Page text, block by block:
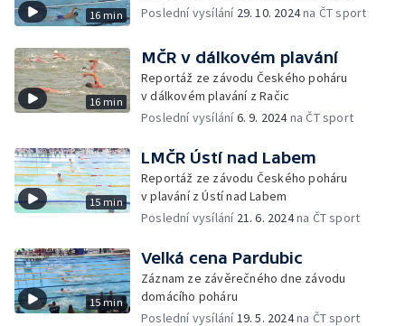
16 min
Poslední vysílání 29. 10. 2024na ČT sport
16 min
MČR v dálkovém plavání
Reportáž ze závodu Českého poháru
v dálkovém plavání z Račic
Poslední vysílání6. 9. 2024na ČT sport
15 min
LMČR Ústí nad Labem
Reportáž ze závodu Českého poháru
v plavání z Ústí nad Labem
Poslední vysílání 21. 6. 2024na ČT sport
15 min
Velká cena Pardubic
Záznam ze závěrečného dne závodu
domácího poháru
Poslední vysílání19. 5. 2024na ČT sport